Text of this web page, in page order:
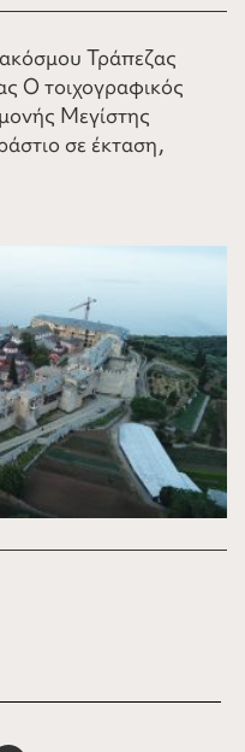
Τράπεζας
Ο τοιχογραφικός
Μεγίστης
σε έκταση,